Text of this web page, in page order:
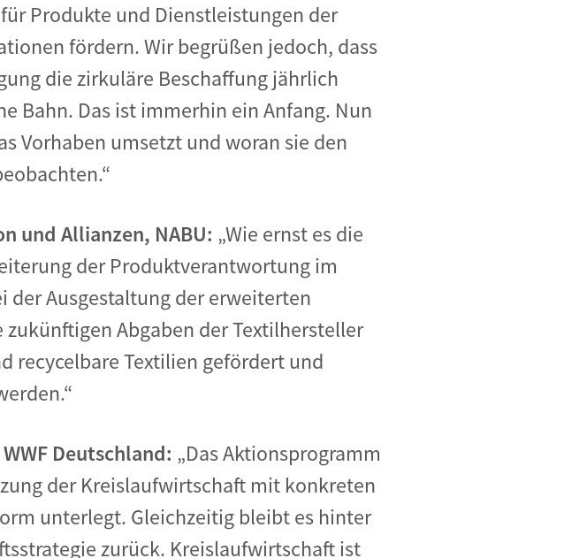
Produkte und Dienstleistungen der
fördern. Wir begrüßen jedoch, dass
die zirkuläre Beschaffung jährlich
Bahn. Das ist immerhin ein Anfang. Nun
Vorhaben umsetzt und woran sie den
und Allianzen, NABU: „Wie ernst es die
der Produktverantwortung im
Ausgestaltung der erweiterten
Abgaben der Textilhersteller
recycelbare Textilien gefördert und
Deutschland: „Das Aktionsprogramm
der Kreislaufwirtschaft mit konkreten
unterlegt. Gleichzeitig bleibt es hinter
zurück. Kreislaufwirtschaft ist